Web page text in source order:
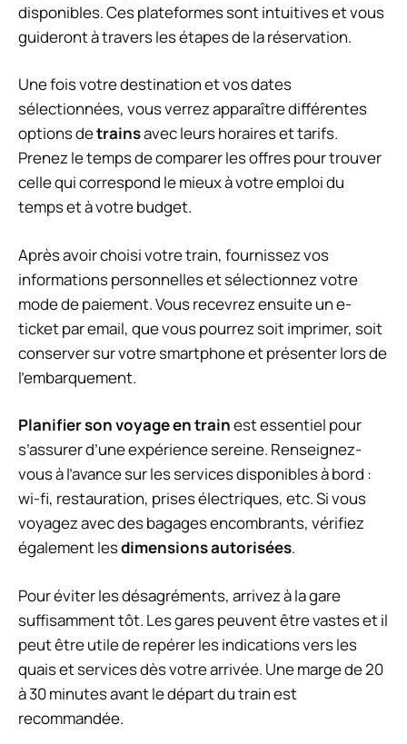
disponibles. Ces plateformes sont intuitives et vous
guideront à travers les étapes de la réservation.
Une fois votre destination et vos dates
sélectionnées, vous verrez apparaître différentes
options detrainsavec leurs horaires et tarifs.
Prenez le temps de comparer les offres pour trouver
celle qui correspond le mieux à votre emploi du
temps et à votre budget.
Après avoir choisi votre train, fournissez vos
informations personnelles et sélectionnez votre
mode de paiement. Vous recevrez ensuite un e-
ticket par email, que vous pourrez soit imprimer, soit
conserver sur votre smartphone et présenter lors de
l’embarquement.
Planifier son voyage en trainest essentiel pour
s’assurer d’une expérience sereine. Renseignez-
vous à l’avance sur les services disponibles à bord :
wi-fi, restauration, prises électriques, etc. Si vous
voyagez avec des bagages encombrants, vérifiez
également lesdimensions autorisées.
Pour éviter les désagréments, arrivez à la gare
suffisamment tôt. Les gares peuvent être vastes et il
peut être utile de repérer les indications vers les
quais et services dès votre arrivée. Une marge de 20
à 30 minutes avant le départ du train est
recommandée.